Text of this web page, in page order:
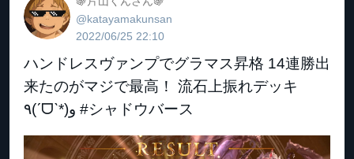
@katayamakunsan
2022/06/25 22:10
ハンドレスヴァンプでグラマス昇格 14連勝出
来たのがマジで最高！ 流石上振れデッキ
٩(ˊᗜˋ*)و #シャドウバース